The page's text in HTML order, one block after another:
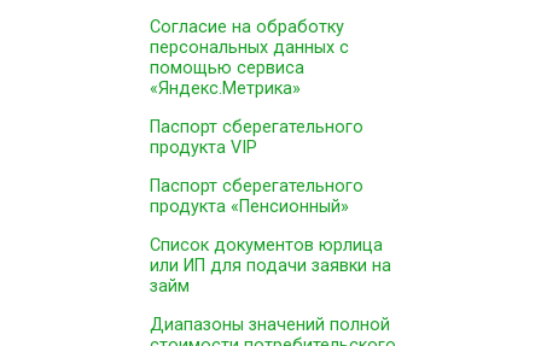
Согласие на обработку
персональных данных с
помощью сервиса
«Яндекс.Метрика»
Паспорт сберегательного
продукта VIP
Паспорт сберегательного
продукта «Пенсионный»
Список документов юрлица
или ИП для подачи заявки на
займ
Диапазоны значений полной